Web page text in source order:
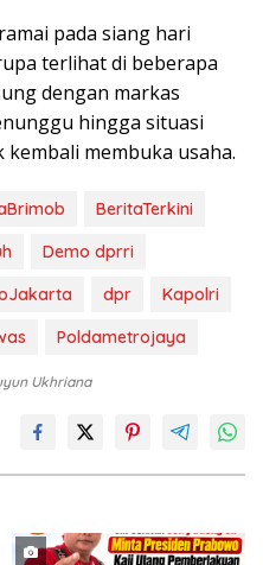
pada siang hari
terlihat di beberapa
dengan markas
hingga situasi
membuka usaha.
BeritaTerkini
Demo dprri
dpr
Kapolri
Poldametrojaya
Ukhriana